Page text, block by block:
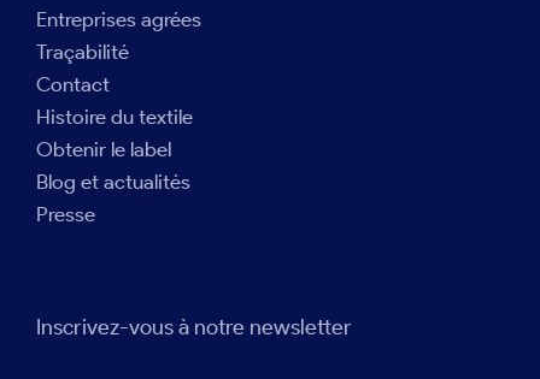
Entreprises agrées
Traçabilité
Contact
Histoire du textile
Obtenir le label
Blog et actualités
Presse
Inscrivez-vous à notre newsletter